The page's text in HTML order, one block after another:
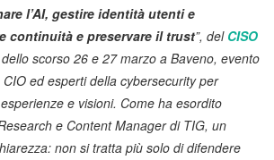
l’AI, gestire identità utenti e
continuità e preservare il trust”, del CISO
scorso 26 e 27 marzo a Baveno, evento
ed esperti della cybersecurity per
e visioni. Come ha esordito
e Content Manager di TIG, un
non si tratta più solo di difendere